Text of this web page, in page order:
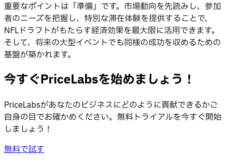
重要なポイントは「準備」です。市場動向を先読みし、参加
者のニーズを把握し、特別な滞在体験を提供することで、
NFLドラフトがもたらす経済効果を最大限に活用できます。
そして、将来の大型イベントでも同様の成功を収めるための
基盤が築かれます。
今すぐPriceLabsを始めましょう！
PriceLabsがあなたのビジネスにどのように貢献できるかご
自身の目でお確かめください。無料トライアルを今すぐ開始
しましょう！
無料で試す